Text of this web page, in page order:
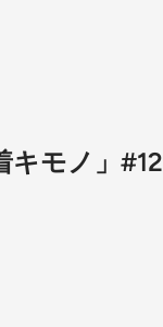
キモノ」#12